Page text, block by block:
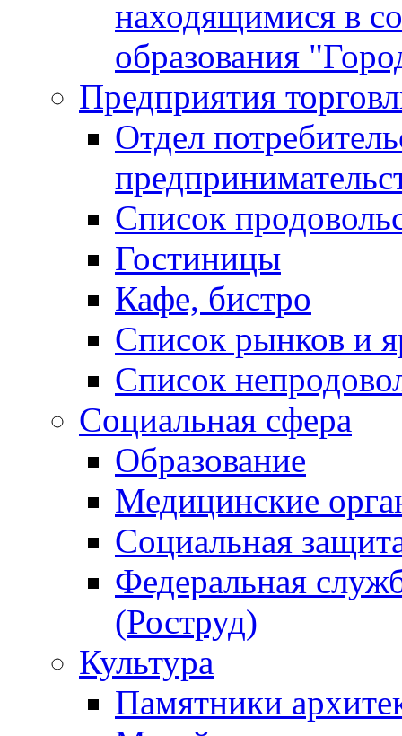
находящимися в
образования
Предприятия
Отдел
Список
Гостиницы
Кафе, бистро
Cписок рынков и
Список
Социальная сфера
Образование
Медицинские
Социальная
Федеральная
(Роструд)
Культура
Памятники